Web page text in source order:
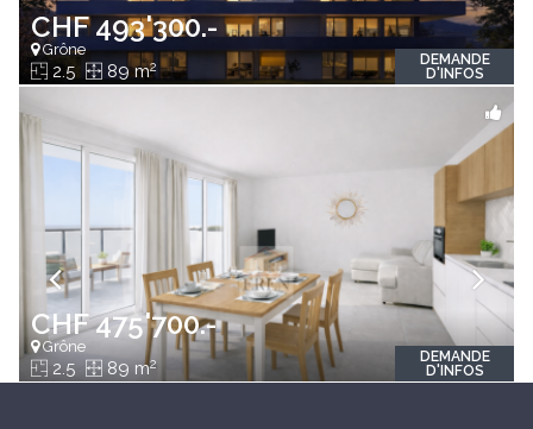
CHF 493'300.-
Grône
2.5 89 m2
DEMANDE
D'INFOS
CHF 475'700.-
Grône
2.5 89 m2
DEMANDE
D'INFOS